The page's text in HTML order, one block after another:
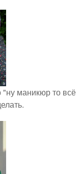
"ну маникюр то всё